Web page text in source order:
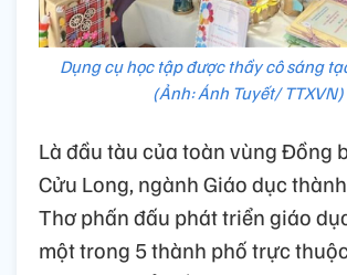
Dụng cụ học tập được thầy cô sáng
(Ảnh: Ánh Tuyết/ TTXVN)
Là đầu tàu của toàn vùng Đồng
Cửu Long, ngành Giáo dục
Thơ phấn đấu phát triển giáo
một trong 5 thành phố trực